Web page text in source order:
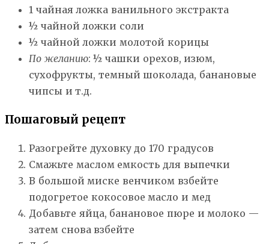
1 чайная ложка ванильного экстракта
½ чайной ложки соли
½ чайной ложки молотой корицы
По желанию: ½ чашки орехов, изюм,
сухофрукты, темный шоколада, банановые
чипсы и т.д.
Пошаговый рецепт
Разогрейте духовку до 170 градусов
Смажьте маслом емкость для выпечки
В большой миске венчиком взбейте
подогретое кокосовое масло и мед
Добавьте яйца, банановое пюре и молоко —
затем снова взбейте